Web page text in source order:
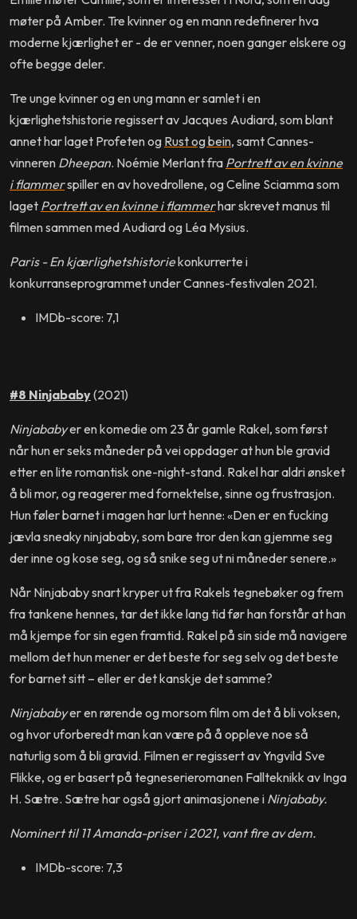
møter på Amber. Tre kvinner og en mann redefinerer hva
moderne kjærlighet er - de er venner, noen ganger elskere og
ofte begge deler.
Tre unge kvinner og en ung mann er samlet i en
kjærlighetshistorie regissert av Jacques Audiard, som blant
annet har laget Profeten og Rust og bein, samt Cannes-
vinneren Dheepan. Noémie Merlant fra Portrett av en kvinne
i flammerspiller en av hovedrollene, og Celine Sciamma som
laget Portrett av en kvinne i flammerhar skrevet manus til
filmen sammen med Audiard og Léa Mysius.
Paris - En kjærlighetshistoriekonkurrerte i
konkurranseprogrammet under Cannes-festivalen 2021.
IMDb-score: 7,1
#8 Ninjababy(2021)
Ninjababyer en komedie om 23 år gamle Rakel, som først
når hun er seks måneder på vei oppdager at hun ble gravid
etter en lite romantisk one-night-stand. Rakel har aldri ønsket
å bli mor, og reagerer med fornektelse, sinne og frustrasjon.
Hun føler barnet i magen har lurt henne: «Den er en fucking
jævla sneaky ninjababy, som bare tror den kan gjemme seg
der inne og kose seg, og så snike seg ut ni måneder senere.»
Når Ninjababy snart kryper ut fra Rakels tegnebøker og frem
fra tankene hennes, tar det ikke lang tid før han forstår at han
må kjempe for sin egen framtid. Rakel på sin side må navigere
mellom det hun mener er det beste for seg selv og det beste
for barnet sitt – eller er det kanskje det samme?
Ninjababyer en rørende og morsom film om det å bli voksen,
og hvor uforberedt man kan være på å oppleve noe så
naturlig som å bli gravid. Filmen er regissert av Yngvild Sve
Flikke, og er basert på tegneserieromanen Fallteknikk av Inga
H. Sætre. Sætre har også gjort animasjonene i Ninjababy.
Nominert til 11 Amanda-priser i 2021, vant fire av dem.
IMDb-score: 7,3